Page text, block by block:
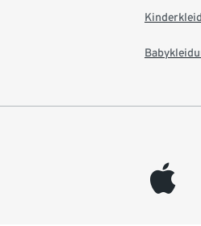
appleinc